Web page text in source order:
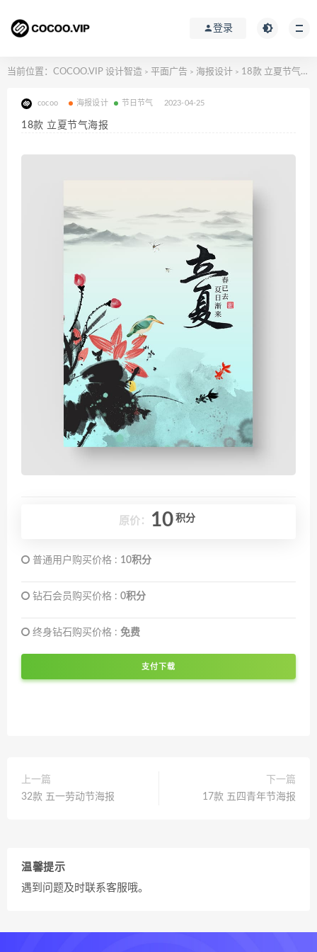
登录
当前位置： COCOO.VIP 设计智造 > 平面广告 > 海报设计 > 18款 立夏节气海报
cocoo 海报设计 节日节气 2023-04-25
18款 立夏节气海报
原价： 10 积分
普通用户购买价格 : 10积分
钻石会员购买价格 : 0积分
终身钻石购买价格 : 免费
支付下载
上一篇
32款 五一劳动节海报
下一篇
17款 五四青年节海报
温馨提示
遇到问题及时联系客服哦。